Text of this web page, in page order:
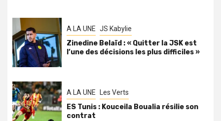
A LA UNE JS Kabylie
Zinedine Belaïd : « Quitter la JSK est
l’une des décisions les plus difficiles »
A LA UNE Les Verts
ES Tunis : Kouceila Boualia résilie son
contrat